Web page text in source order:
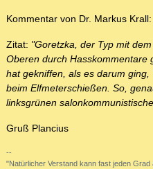
Kommentar von Dr. Markus Krall:
Zitat: "Goretzka, der Typ mit
Oberen durch Hasskommentare
hat gekniffen, als es darum
beim Elfmeterschießen. So,
linksgrünen
Gruß Plancius
--
"Natürlicher Verstand kann fast jeden